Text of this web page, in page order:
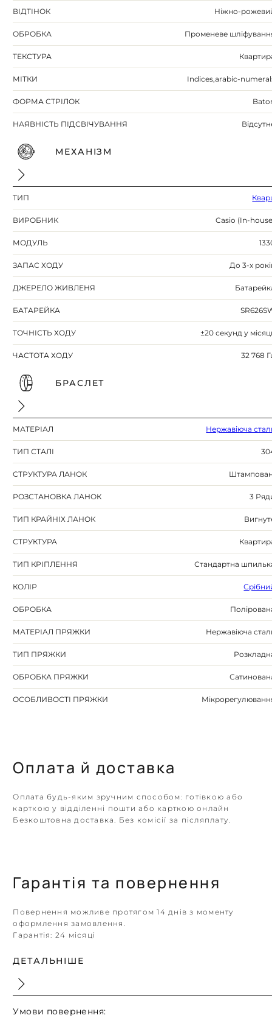
ВІДТІНОК Ніжно-
ОБРОБКА Променеве
ТЕКСТУРА
МІТКИ Indices,arabic-
ФОРМА СТРІЛОК
НАЯВНІСТЬ ПІДСВІЧУВАННЯ
МЕХАНІЗМ
ТИП
ВИРОБНИК Casio (In-
МОДУЛЬ
ЗАПАС ХОДУ До 3-х
ДЖЕРЕЛО ЖИВЛЕНЯ
БАТАРЕЙКА
ТОЧНІСТЬ ХОДУ ±20 секунд у
ЧАСТОТА ХОДУ 32 768
БРАСЛЕТ
МАТЕРІАЛ Нержавіюча
ТИП СТАЛІ
СТРУКТУРА ЛАНОК
РОЗСТАНОВКА ЛАНОК 3
ТИП КРАЙНІХ ЛАНОК
СТРУКТУРА
ТИП КРІПЛЕННЯ Стандартна
КОЛІР
ОБРОБКА
МАТЕРІАЛ ПРЯЖКИ Нержавіюча
ТИП ПРЯЖКИ
ОБРОБКА ПРЯЖКИ
ОСОБЛИВОСТІ ПРЯЖКИ
Оплата й доставка
Оплата будь-яким зручним способом: готівкою або
карткою у відділенні пошти або карткою онлайн
Безкоштовна доставка. Без комісії за післяплату.
Гарантія та повернення
Повернення можливе протягом 14 днів з моменту
оформлення замовлення.
Гарантія: 24 місяці
ДЕТАЛЬНІШЕ
Умови повернення: